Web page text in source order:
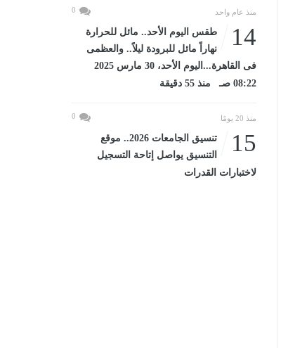
منذ عام واحد 0
14
طقس اليوم الأحد.. مائل للحرارة
نهاراً مائل للبرودة ليلاً.. والعظمى
فى القاهرة...اليوم الأحد، 30 مارس 2025
08:22 صـ منذ 55 دقيقة
منذ 20 يومًا 0
15
تنسيق الجامعات 2026.. موقع
التنسيق يواصل إتاحة التسجيل
لاختبارات القدرات